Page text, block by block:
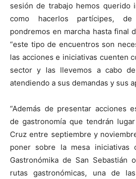
sesión de trabajo hemos querido
como hacerlos partícipes,
pondremos en marcha hasta final
“este tipo de encuentros son
las acciones e iniciativas cuenten
sector y las llevemos a cabo de
atendiendo a sus demandas y sus
“Además de presentar acciones
de gastronomía que tendrán
Cruz entre septiembre y
poner sobre la mesa iniciativas
Gastronómika de San Sebastián
rutas gastronómicas, una de